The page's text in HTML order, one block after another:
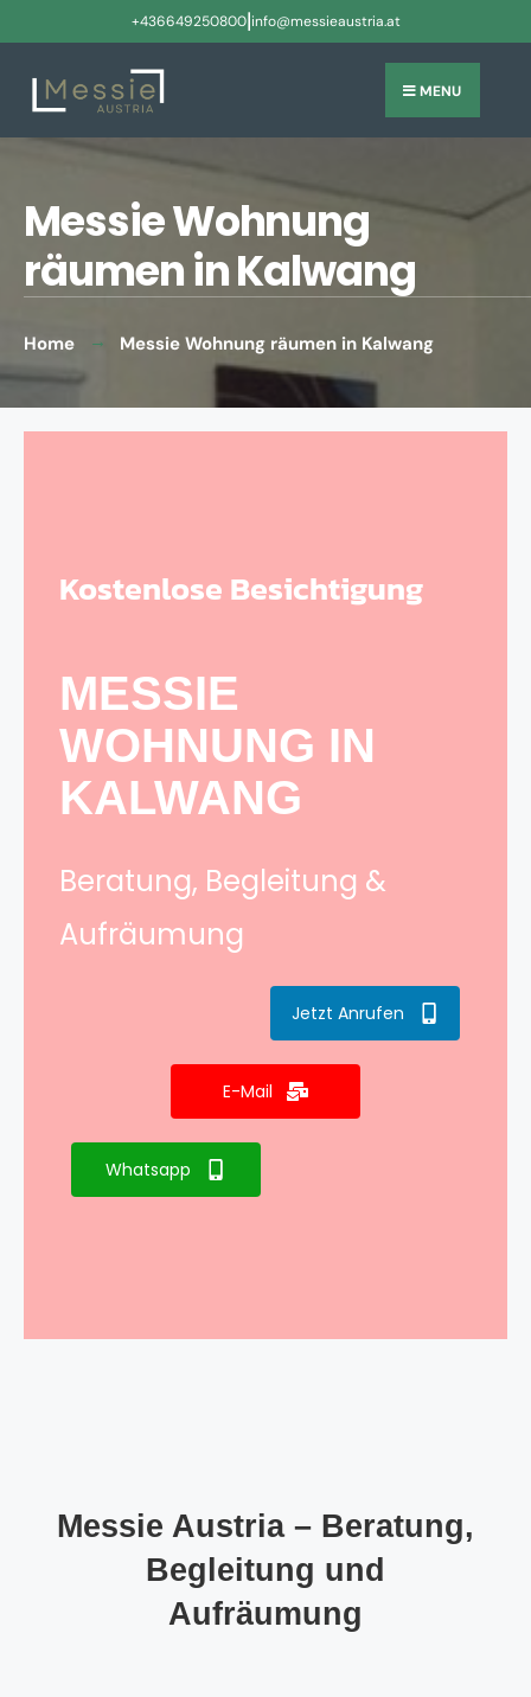
+436649250800|info@messieaustria.at
MENU
Messie Wohnung
räumen in Kalwang
Home Messie Wohnung räumen in Kalwang
Kostenlose Besichtigung
MESSIE
WOHNUNG IN
KALWANG
Beratung, Begleitung &
Aufräumung
Jetzt Anrufen
E-Mail
Whatsapp
Messie Austria – Beratung,
Begleitung und
Aufräumung